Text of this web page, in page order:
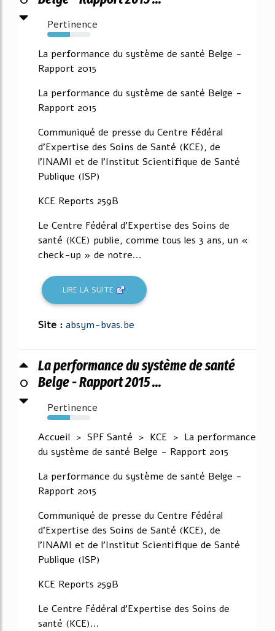
Pertinence
53%
La performance du système de santé Belge -
Rapport 2015
La performance du système de santé Belge -
Rapport 2015
Communiqué de presse du Centre Fédéral
d'Expertise des Soins de Santé (KCE), de
l'INAMI et de l'Institut Scientifique de Santé
Publique (ISP)
KCE Reports 259B
Le Centre Fédéral d'Expertise des Soins de
santé (KCE) publie, comme tous les 3 ans, un «
check-up » de notre...
LIRE LA SUITE
Site : absym-bvas.be
0
La performance du système de santé
Belge - Rapport 2015 ...
Pertinence
53%
Accueil > SPF Santé > KCE > La performance
du système de santé Belge - Rapport 2015
La performance du système de santé Belge -
Rapport 2015
Communiqué de presse du Centre Fédéral
d'Expertise des Soins de Santé (KCE), de
l'INAMI et de l'Institut Scientifique de Santé
Publique (ISP)
KCE Reports 259B
Le Centre Fédéral d'Expertise des Soins de
santé (KCE)...